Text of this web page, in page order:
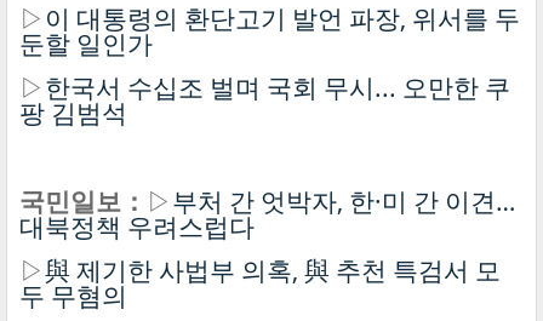
▷ 이 대통령의 환단고기 발언 파장, 위서를 두
둔할 일인가
▷한국서 수십조 벌며 국회 무시... 오만한 쿠
팡 김범석
국민일보： ▷부처 간 엇박자, 한·미 간 이견…
대북정책 우려스럽다
▷與 제기한 사법부 의혹, 與 추천 특검서 모
두 무혐의